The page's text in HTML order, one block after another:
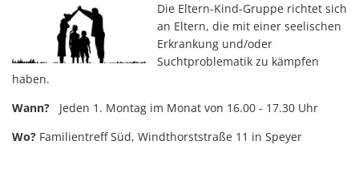
Die Eltern-Kind-Gruppe richtet sich
an Eltern, die mit einer seelischen
Erkrankung und/oder
Suchtproblematik zu kämpfen
haben.
Wann?
Jeden 1. Montag im Monat von 16.00 - 17.30 Uhr
Wo? Familientreff Süd, Windthorststraße 11 in Speyer